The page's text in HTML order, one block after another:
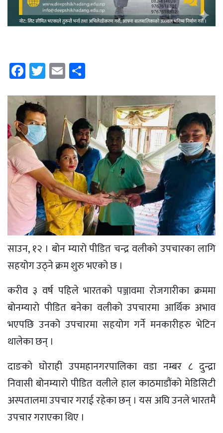
Facebook
Twitter
Email
साउन, १२ । बोन म्यारो पीडित चन्द्र वलीको उपचारका लागि
सहयोग उठ्ने क्रम शुरु भएको छ ।
करीव ३ वर्ष पहिले भारतको पञ्जावमा रोजगारीका क्रममा
बोनम्यारो पीडित बनेका वलीको उपचारमा आर्थिक अभाव
भएपछि उनको उपचारमा सहयोग गर्ने मनकारीहरु भेटिन
थालेका छन् ।
दाङको घोराही उपमहानगरपालिका वडा नम्बर ८ दुन्द्रा
निवासी बोनम्यारो पीडित वलीले हाल काठमाडौंको मेडिसिटी
अस्पतालमा उपचार गराई रहेका छन् । यस अघि उनले भारतमै
उपचार गराएका थिए ।